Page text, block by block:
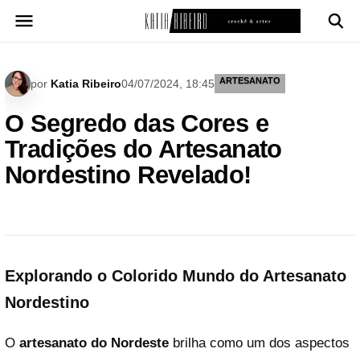
para
por Katia Ribeiro04/07/2024, 18:45 ARTESANATO
O Segredo das Cores e
Tradições do Artesanato
Nordestino Revelado!
Explorando o Colorido Mundo do Artesanato
Nordestino
O artesanato do Nordeste brilha como um dos aspectos